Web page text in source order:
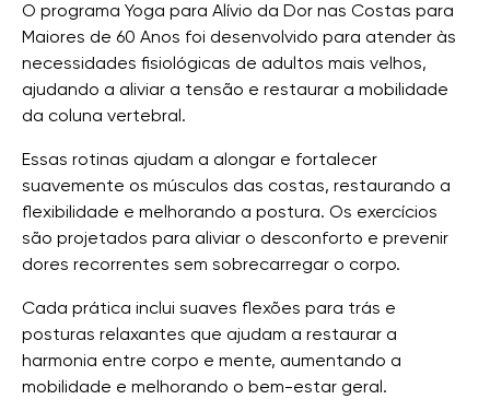
O programa Yoga para Alívio da Dor nas Costas para
Maiores de 60 Anos foi desenvolvido para atender às
necessidades fisiológicas de adultos mais velhos,
ajudando a aliviar a tensão e restaurar a mobilidade
da coluna vertebral.
Essas rotinas ajudam a alongar e fortalecer
suavemente os músculos das costas, restaurando a
flexibilidade e melhorando a postura. Os exercícios
são projetados para aliviar o desconforto e prevenir
dores recorrentes sem sobrecarregar o corpo.
Cada prática inclui suaves flexões para trás e
posturas relaxantes que ajudam a restaurar a
harmonia entre corpo e mente, aumentando a
mobilidade e melhorando o bem-estar geral.